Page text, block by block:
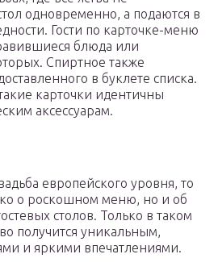
одновременно, а подаются в
Гости по карточке-меню
блюда или
Спиртное также
в буклете списка.
карточки идентичны
аксессуарам.
европейского уровня, то
о роскошном меню, но и об
столов. Только в таком
получится уникальным,
и яркими впечатлениями.